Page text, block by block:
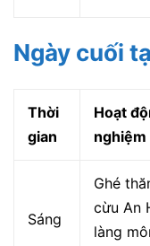
Ngày cuối
Thời
gian
Hoạt
nghiệm
Sáng
Ghé
cừu An
làng